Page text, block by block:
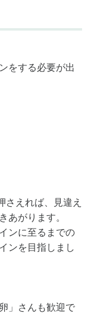
をする必要が出
さえれば、見違え
あがります。
ンに至るまでの
ンを目指しまし
」さんも歓迎で